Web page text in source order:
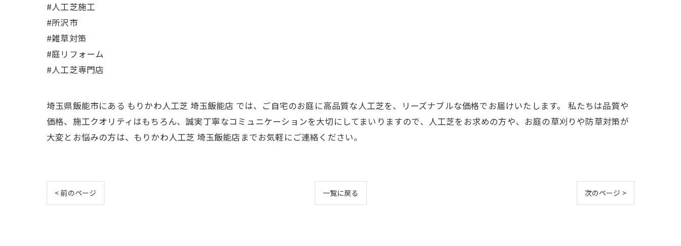
#人工芝施工
#所沢市
#雑草対策
#庭リフォーム
#人工芝専門店
埼玉県飯能市にある もりかわ人工芝 埼玉飯能店 では、ご自宅のお庭に高品質な人工芝を、リーズナブルな価格でお届けいたします。 私たちは品質や
価格、施工クオリティはもちろん、誠実丁寧なコミュニケーションを大切にしてまいりますので、人工芝をお求めの方や、お庭の草刈りや防草対策が
大変とお悩みの方は、もりかわ人工芝 埼玉飯能店までお気軽にご連絡ください。
< 前のページ 一覧に戻る 次のページ >